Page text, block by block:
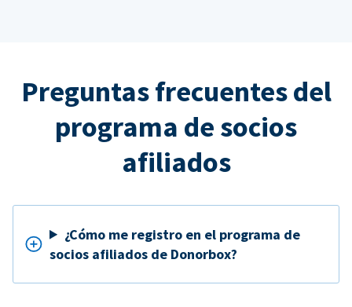
Preguntas frecuentes del
programa de socios
afiliados
¿Cómo me registro en el programa de
socios afiliados de Donorbox?